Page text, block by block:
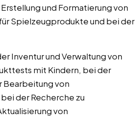
und Formatierung von
Spielzeugprodukte und bei der
Inventur und Verwaltung von
mit Kindern, bei der
Bearbeitung von
der Recherche zu
von